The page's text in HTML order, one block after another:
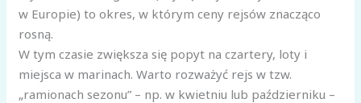
w Europie) to okres, w którym ceny rejsów znacząco
rosną.
W tym czasie zwiększa się popyt na czartery, loty i
miejsca w marinach. Warto rozważyć rejs w tzw.
„ramionach sezonu” – np. w kwietniu lub październiku –